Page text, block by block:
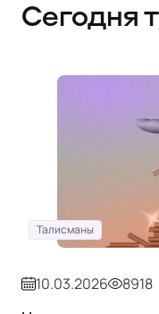
Сегодня
Талисманы
10.03.2026 8918